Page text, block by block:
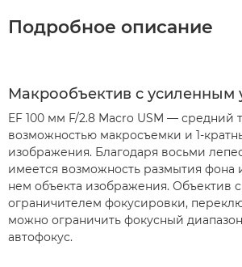
Подробное описание
Макрообъектив с усиленным
EF 100 мм F/2.8 Macro USM — средний
возможностью макросъемки и 1-
изображения. Благодаря восьми
имеется возможность размытия фона
нем объекта изображения. Объектив
ограничителем фокусировки,
можно ограничить фокусный
автофокус.